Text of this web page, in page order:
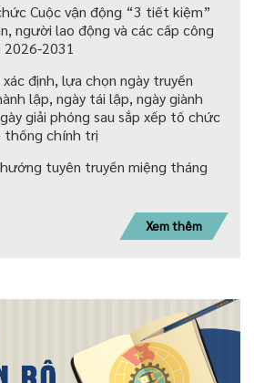
Cuộc vận động “3 tiết kiệm”
người lao động và các cấp công
2026-2031
định, lựa chọn ngày truyền
lập, ngày tái lập, ngày giành
giải phóng sau sắp xếp tố chức
thống chính trị
tuyên truyền miệng tháng
Xem thêm